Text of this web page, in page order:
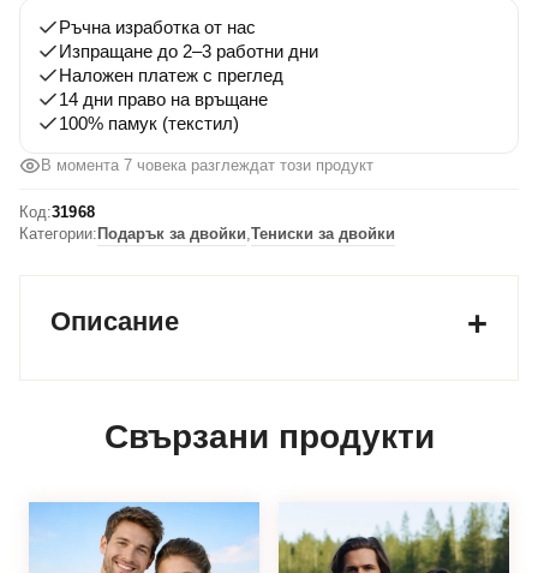
пингвинчета
Нейното
Неговото
пингвинче
Ръчна изработка от нас
Изпращане до 2–3 работни дни
Наложен платеж с преглед
14 дни право на връщане
100% памук (текстил)
В момента 7 човека разглеждат този продукт
Код:31968
Категории:Подарък за двойки Тениски за двойки
Описание
Свързани продукти